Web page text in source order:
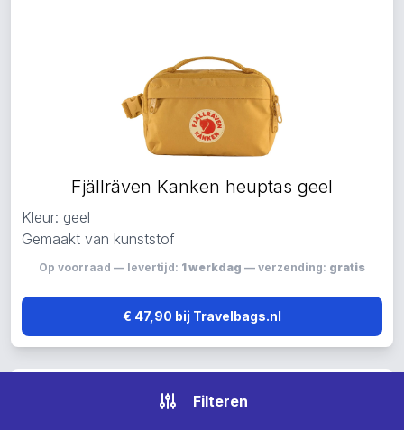
Fjällräven Kanken heuptas geel
Kleur: geel
Gemaakt van kunststof
Op voorraad — levertijd: 1 werkdag — verzending: gratis
€ 47,90 bij Travelbags.nl
Filteren